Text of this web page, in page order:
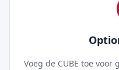
Voeg de CUBE toe